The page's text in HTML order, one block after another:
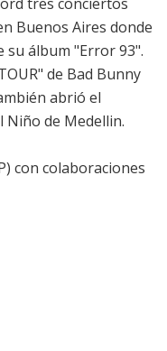
Buenos Aires donde
su álbum "Error 93".
de Bad Bunny
abrió el
Niño de Medellin.
con colaboraciones